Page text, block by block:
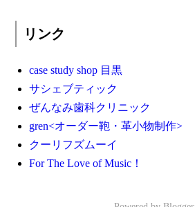
リンク
case study shop 目黒
サシェブティック
ぜんなみ歯科クリニック
gren<オーダー鞄・革小物制作>
クーリフズムーイ
For The Love of Music！